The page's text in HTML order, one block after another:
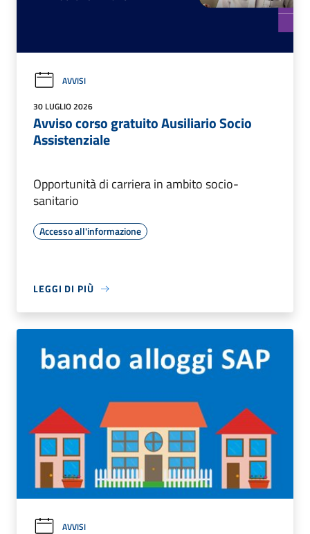
AVVISI
30 LUGLIO 2026
Avviso corso gratuito Ausiliario Socio
Assistenziale
Opportunità di carriera in ambito socio-
sanitario
Accesso all'informazione
LEGGI DI PIÙ
AVVISI